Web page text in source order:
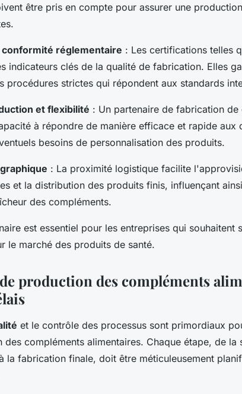
être pris en compte pour assurer une
réglementaire : Les certifications telles
indicateurs clés de la qualité de fabrication. Elles
procédures strictes qui répondent aux standards
et flexibilité : Un partenaire de fabrication
à répondre de manière efficace et rapide aux
besoins de personnalisation des produits.
: La proximité logistique facilite
et la distribution des produits finis, influençant
des compléments.
est essentiel pour les entreprises qui souhaitent
le marché des produits de santé.
production des compléments
et le contrôle des processus sont primordiaux
compléments alimentaires. Chaque étape, de la
la fabrication finale, doit être méticuleusement